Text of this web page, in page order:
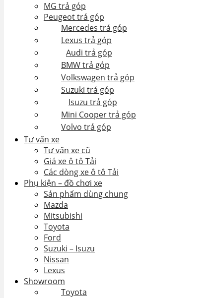
MG trả góp
Peugeot trả góp
Mercedes trả góp
Lexus trả góp
Audi trả góp
BMW trả góp
Volkswagen trả góp
Suzuki trả góp
Isuzu trả góp
Mini Cooper trả góp
Volvo trả góp
Tư vấn xe
Tư vấn xe cũ
Giá xe ô tô Tải
Các dòng xe ô tô Tải
Phụ kiện – đồ chơi xe
Sản phẩm dùng chung
Mazda
Mitsubishi
Toyota
Ford
Suzuki – Isuzu
Nissan
Lexus
Showroom
Toyota